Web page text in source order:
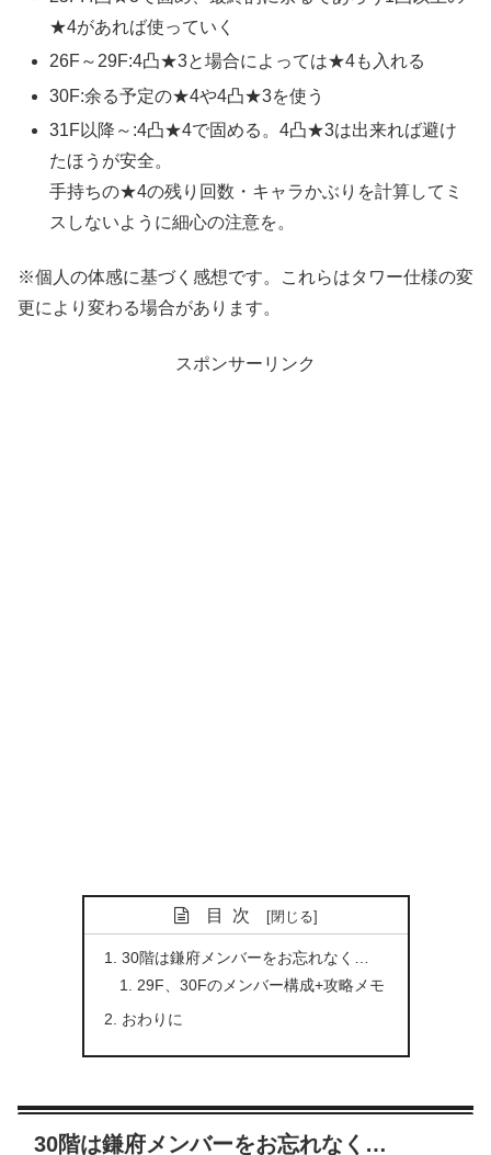
★4があれば使っていく
26F～29F:4凸★3と場合によっては★4も入れる
30F:余る予定の★4や4凸★3を使う
31F以降～:4凸★4で固める。4凸★3は出来れば避け
たほうが安全。
手持ちの★4の残り回数・キャラかぶりを計算してミ
スしないように細心の注意を。
※個人の体感に基づく感想です。これらはタワー仕様の変
更により変わる場合があります。
スポンサーリンク
目次
30階は鎌府メンバーをお忘れなく…
29F、30Fのメンバー構成+攻略メモ
おわりに
30階は鎌府メンバーをお忘れなく…